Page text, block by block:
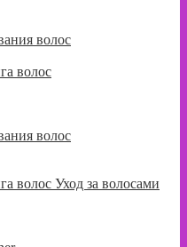
волос
волос
волос
волос Уход за волосами